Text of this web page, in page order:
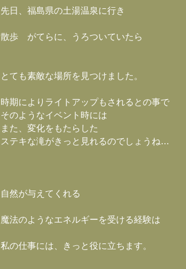
先日、福島県の土湯温泉に行き
散歩 がてらに、うろついていたら
とても素敵な場所を見つけました。
時期によりライトアップもされるとの事で
そのようなイベント時には
また、変化をもたらした
ステキな滝がきっと見れるのでしょうね…
自然が与えてくれる
魔法のようなエネルギーを受ける経験は
私の仕事には、きっと役に立ちます。